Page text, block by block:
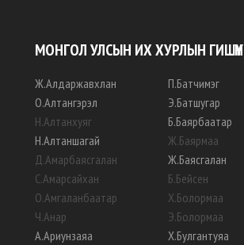
МОНГОЛ УЛСЫН ИХ ХУРЛЫН ГИШҮҮН
Ж.Алдаржавхлан
О.Алтангэрэл
Н.Алтанхуяг
Н.Алтаншагай
Д.Амарбаясгалан
С.Амарсайхан
О.Амгаланбаатар
Ч.Анар
А.Ариунзаяа
П.Батчимэг
Э.Батшугар
Б.Баярбаатар
Ж.Баярмаа
Ж.Баясгалан
Б.Бейсен
Х.Болормаа
Э.Болормаа
Х.Булгантуяа